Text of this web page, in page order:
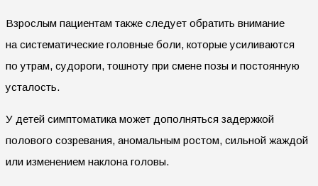
Взрослым пациентам также следует обратить внимание
на систематические головные боли, которые усиливаются
по утрам, судороги, тошноту при смене позы и постоянную
усталость.
У детей симптоматика может дополняться задержкой
полового созревания, аномальным ростом, сильной жаждой
или изменением наклона головы.